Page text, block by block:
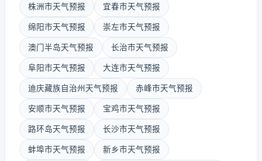
株洲市天气预报 宜春市天气预报
绵阳市天气预报 崇左市天气预报
澳门半岛天气预报 长治市天气预报
阜阳市天气预报 大连市天气预报
迪庆藏族自治州天气预报 赤峰市天气预报
安顺市天气预报 宝鸡市天气预报
路环岛天气预报 长沙市天气预报
蚌埠市天气预报 新乡市天气预报